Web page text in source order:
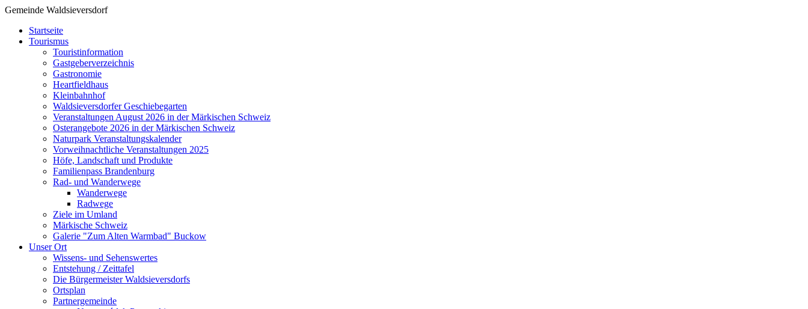
Gemeinde Waldsieversdorf
Startseite
Tourismus
Touristinformation
Gastgeberverzeichnis
Gastronomie
Heartfieldhaus
Kleinbahnhof
Waldsieversdorfer Geschiebegarten
Veranstaltungen August 2026 in der Märkischen Schweiz
Osterangebote 2026 in der Märkischen Schweiz
Naturpark Veranstaltungskalender
Vorweihnachtliche Veranstaltungen 2025
Höfe, Landschaft und Produkte
Familienpass Brandenburg
Rad- und Wanderwege
Wanderwege
Radwege
Ziele im Umland
Märkische Schweiz
Galerie "Zum Alten Warmbad" Buckow
Unser Ort
Wissens- und Sehenswertes
Entstehung / Zeittafel
Die Bürgermeister Waldsieversdorfs
Ortsplan
Partnergemeinde